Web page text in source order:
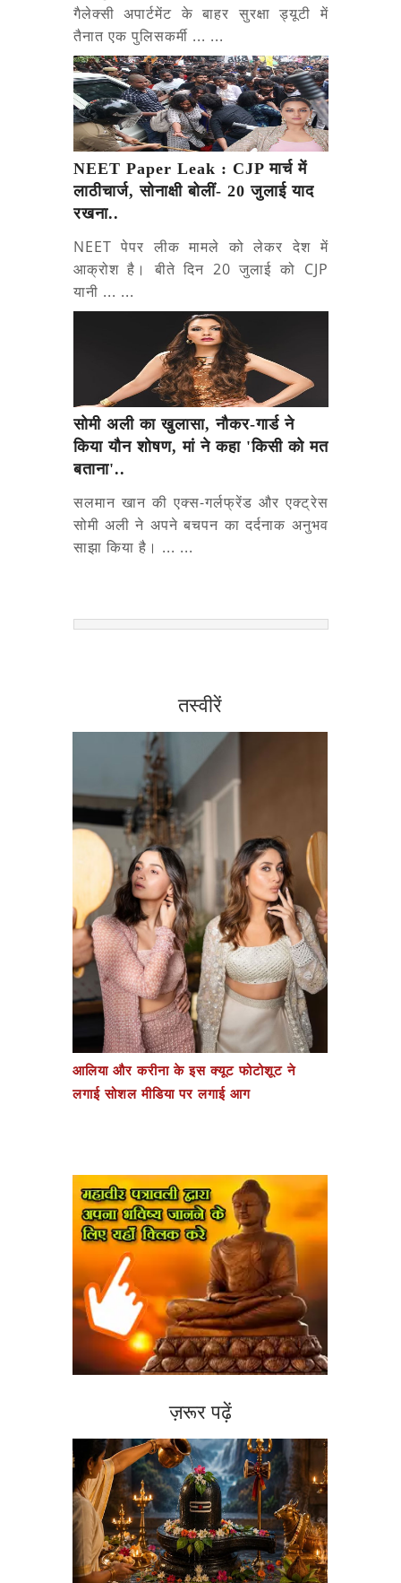
गैलेक्सी अपार्टमेंट के बाहर सुरक्षा ड्यूटी में
तैनात एक पुलिसकर्मी ... ...
NEET Paper Leak : CJP मार्च में
लाठीचार्ज, सोनाक्षी बोलीं- 20 जुलाई याद
रखना..
NEET पेपर लीक मामले को लेकर देश में
आक्रोश है। बीते दिन 20 जुलाई को CJP
यानी ... ...
सोमी अली का खुलासा, नौकर-गार्ड ने
किया यौन शोषण, मां ने कहा 'किसी को मत
बताना'..
सलमान खान की एक्स-गर्लफ्रेंड और एक्ट्रेस
सोमी अली ने अपने बचपन का दर्दनाक अनुभव
साझा किया है। ... ...
तस्वीरें
आलिया और करीना के इस क्यूट फोटोशूट ने
लगाई सोशल मीडिया पर लगाई आग
ज़रूर पढ़ें